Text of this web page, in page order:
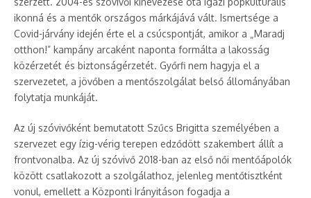
ikonná és a mentők országos márkájává vált. Ismertsége a
Covid-járvány idején érte el a csúcspontját, amikor a „Maradj
otthon!” kampány arcaként naponta formálta a lakosság
közérzetét és biztonságérzetét. Győrfi nem hagyja el a
szervezetet, a jövőben a mentőszolgálat belső állományában
folytatja munkáját.
Az új szóvivőként bemutatott Szűcs Brigitta személyében a
szervezet egy ízig-vérig terepen edződött szakembert állít a
frontvonalba. Az új szóvivő 2018-ban az első női mentőápolók
között csatlakozott a szolgálathoz, jelenleg mentőtisztként
vonul, emellett a Központi Irányitáson fogadja a